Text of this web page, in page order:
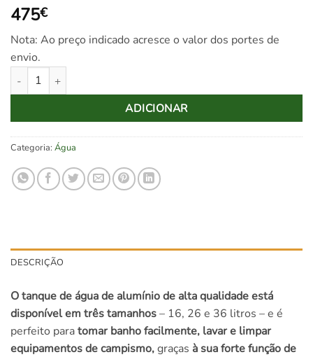
475€
Nota: Ao preço indicado acresce o valor dos portes de
envio.
Quantidade de Tanque de água 26L Vickywood
ADICIONAR
Categoria: Água
DESCRIÇÃO
O tanque de água de alumínio de alta qualidade está
disponível em três tamanhos– 16, 26 e 36 litros – e é
perfeito paratomar banho facilmente, lavar e limpar
equipamentos de campismo,graças à sua forte função de